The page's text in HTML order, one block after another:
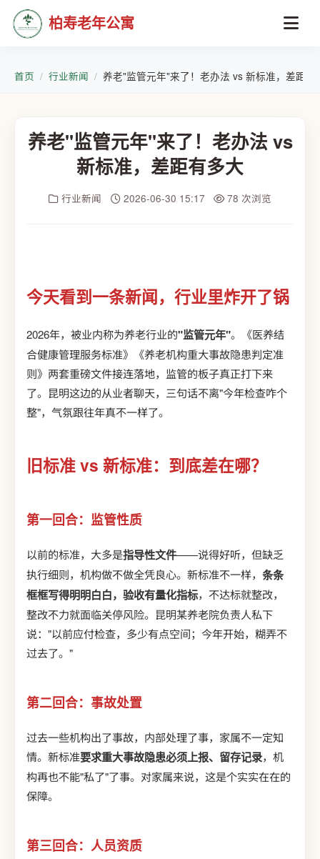
柏寿老年公寓
首页 行业新闻 养老"监管元年"来了！老办法 vs 新标准，差距有
养老"监管元年"来了！老办法 vs
新标准，差距有多大
行业新闻 2026-06-30 15:17 78 次浏览
今天看到一条新闻，行业里炸开了锅
2026年，被业内称为养老行业的"监管元年"。《医养结
合健康管理服务标准》《养老机构重大事故隐患判定准
则》两套重磅文件接连落地，监管的板子真正打下来
了。昆明这边的从业者聊天，三句话不离"今年检查咋个
整"，气氛跟往年真不一样了。
旧标准 vs 新标准：到底差在哪？
第一回合：监管性质
以前的标准，大多是指导性文件——说得好听，但缺乏
执行细则，机构做不做全凭良心。新标准不一样， 条条
框框写得明明白白，验收有量化指标，不达标就整改，
整改不力就面临关停风险。昆明某养老院负责人私下
说："以前应付检查，多少有点空间；今年开始，糊弄不
过去了。"
第二回合：事故处置
过去一些机构出了事故，内部处理了事，家属不一定知
情。新标准要求重大事故隐患必须上报、留存记录，机
构再也不能"私了"了事。对家属来说，这是个实实在在的
保障。
第三回合：人员资质